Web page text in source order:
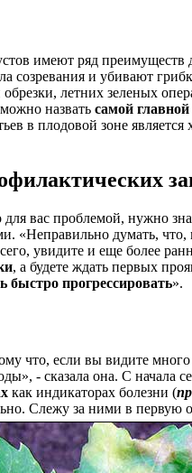
имеют ряд преимуществ
созревания и убивают
летних зеленых
назвать самой главной
в плодовой зоне
вас проблемой, нужно
«Неправильно думать,
увидите и еще более
, а будете ждать первых
быстро прогрессировать».
что, если вы видите
- сказала она. С
как индикаторах болезни (
Слежу за ними в первую